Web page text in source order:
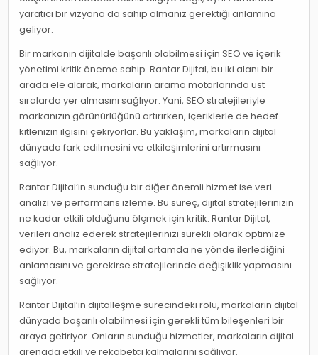
yaratıcı bir vizyona da sahip olmanız gerektiği anlamına
geliyor.
Bir markanın dijitalde başarılı olabilmesi için SEO ve içerik
yönetimi kritik öneme sahip. Rantar Dijital, bu iki alanı bir
arada ele alarak, markaların arama motorlarında üst
sıralarda yer almasını sağlıyor. Yani, SEO stratejileriyle
markanızın görünürlüğünü artırırken, içeriklerle de hedef
kitlenizin ilgisini çekiyorlar. Bu yaklaşım, markaların dijital
dünyada fark edilmesini ve etkileşimlerini artırmasını
sağlıyor.
Rantar Dijital’in sunduğu bir diğer önemli hizmet ise veri
analizi ve performans izleme. Bu süreç, dijital stratejilerinizin
ne kadar etkili olduğunu ölçmek için kritik. Rantar Dijital,
verileri analiz ederek stratejilerinizi sürekli olarak optimize
ediyor. Bu, markaların dijital ortamda ne yönde ilerlediğini
anlamasını ve gerekirse stratejilerinde değişiklik yapmasını
sağlıyor.
Rantar Dijital’in dijitalleşme sürecindeki rolü, markaların dijital
dünyada başarılı olabilmesi için gerekli tüm bileşenleri bir
araya getiriyor. Onların sunduğu hizmetler, markaların dijital
arenada etkili ve rekabetçi kalmalarını sağlıyor.